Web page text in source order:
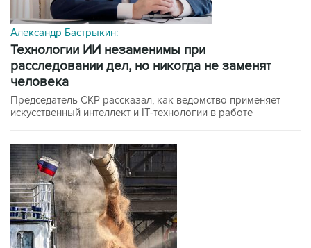
Александр Бастрыкин:
технологии ИИ незаменимы при
расследовании дел, но никогда не заменят
человека
Председатель СКР рассказал, как ведомство применяет
искусственный интеллект и IT-технологии в работе